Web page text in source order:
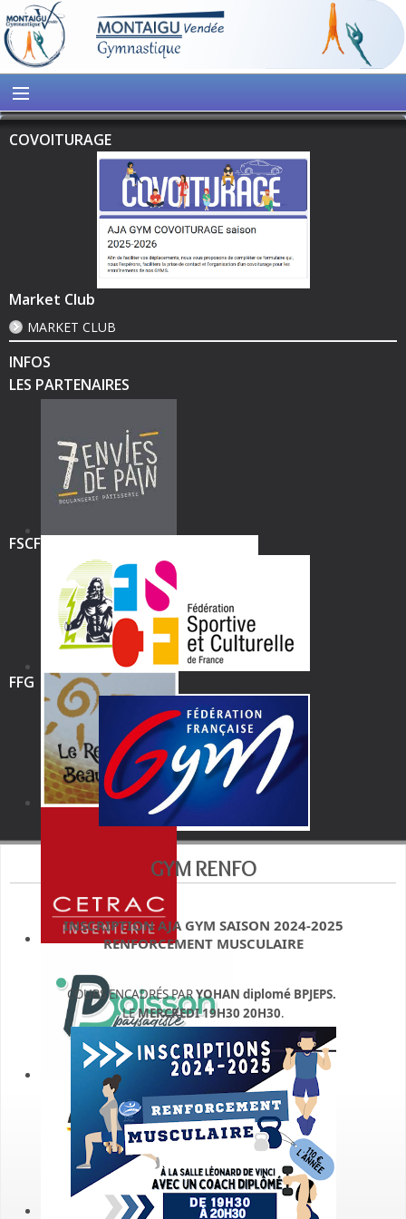
COVOITURAGE
Market Club
MARKET CLUB
INFOS
LES PARTENAIRES
FSCF
FFG
GYM RENFO
INSCRIPTION AJA GYM SAISON 2024-2025
RENFORCEMENT MUSCULAIRE
COURS ENCADRÉS PARYOHAN diplomé BPJEPS.
LEMERCREDI 19H30 20H30.